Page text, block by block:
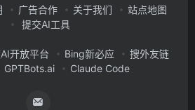
广告合作 关于我们
站点地图
提交AI工具
开放平台 Bing新必应
搜外友链
GPTBots.ai Claude Code